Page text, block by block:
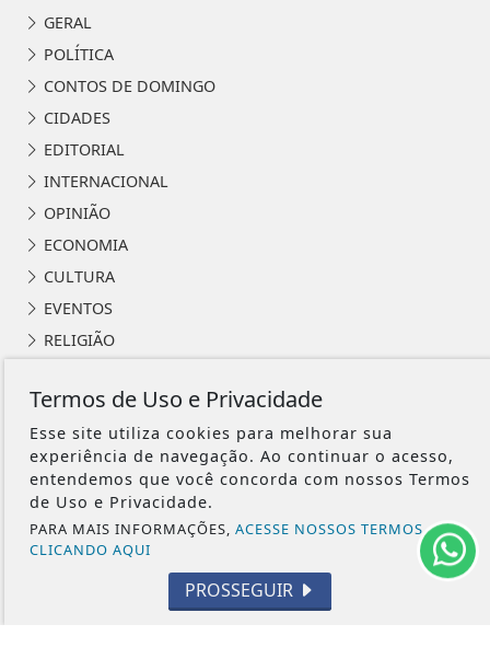
GERAL
POLÍTICA
CONTOS DE DOMINGO
CIDADES
EDITORIAL
INTERNACIONAL
OPINIÃO
ECONOMIA
CULTURA
EVENTOS
RELIGIÃO
MEIO AMBIENTE
ESPORTE
CÂMARA DOS DEPUTADOS
ÁGUA PRETA 24H - TODOS OS DIREITOS RESERVADOS
Termos de Uso e Privacidade
Esse site utiliza cookies para melhorar sua
experiência de navegação. Ao continuar o acesso,
entendemos que você concorda com nossos Termos
de Uso e Privacidade.
PARA MAIS INFORMAÇÕES, ACESSE NOSSOS TERMOS
CLICANDO AQUI
PROSSEGUIR